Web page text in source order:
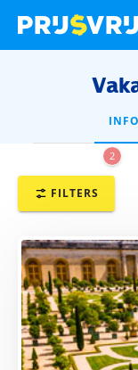
FILTERS
2